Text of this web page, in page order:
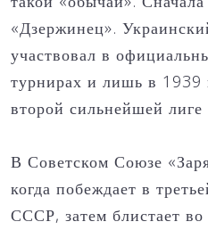
«Дзержинец».
участвовал в
турнирах и лишь в 1939
второй сильнейшей
В Советском Союзе
когда побеждает в
СССР, затем блистает во